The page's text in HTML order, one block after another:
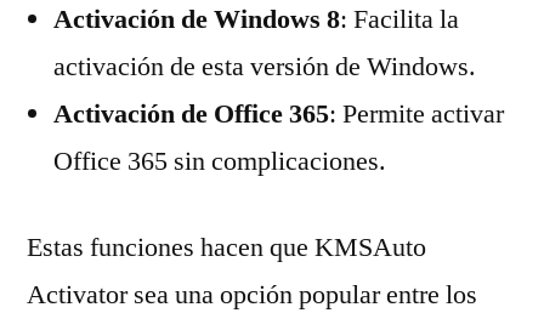
Activación de Windows 8: Facilita la
activación de esta versión de Windows.
Activación de Office 365: Permite activar
Office 365 sin complicaciones.
Estas funciones hacen que KMSAuto
Activator sea una opción popular entre los